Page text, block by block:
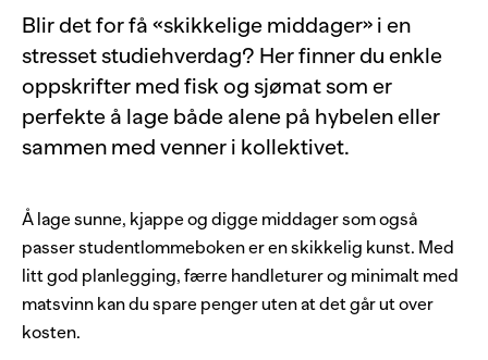
Blir det for få «skikkelige middager» i en
stresset studiehverdag? Her finner du enkle
oppskrifter med fisk og sjømat som er
perfekte å lage både alene på hybelen eller
sammen med venner i kollektivet.
Å lage sunne, kjappe og digge middager som også
passer studentlommeboken er en skikkelig kunst. Med
litt god planlegging, færre handleturer og minimalt med
matsvinn kan du spare penger uten at det går ut over
kosten.